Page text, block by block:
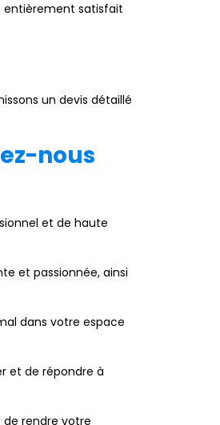
entièrement satisfait
un devis détaillé
nous
et de haute
et passionnée, ainsi
dans votre espace
et de répondre à
rendre votre